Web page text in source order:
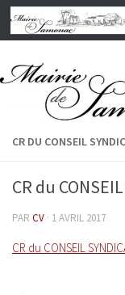
Skip to content
CR DU CONSEIL
CR du
PAR CV · 1 AVRIL 2017
CR du CONSEIL